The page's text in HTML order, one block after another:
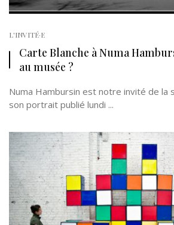
L'INVITÉ·E
Carte Blanche à Numa
au musée ?
Numa Hambursin est notre invité de la
son portrait publié lundi ...